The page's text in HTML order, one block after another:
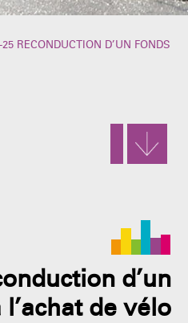
RECONDUCTION D’UN FONDS
d’un
de vélo